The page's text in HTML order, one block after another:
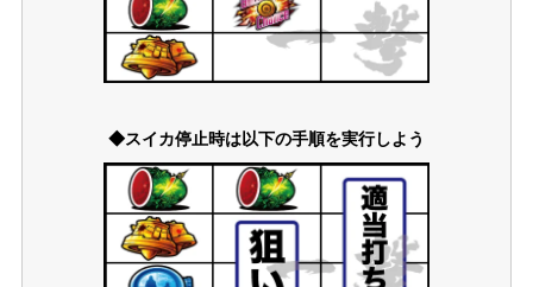
◆スイカ停止時は以下の手順を実行しよう